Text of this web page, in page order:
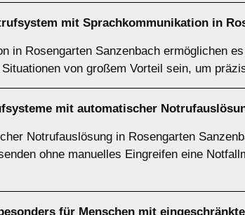
mit Sprachkommunikation in
in Rosengarten Sanzenbach ermöglichen
von großem Vorteil sein, um
mit automatischer
Notrufauslösung in Rosengarten
ohne manuelles Eingreifen eine
für Menschen mit